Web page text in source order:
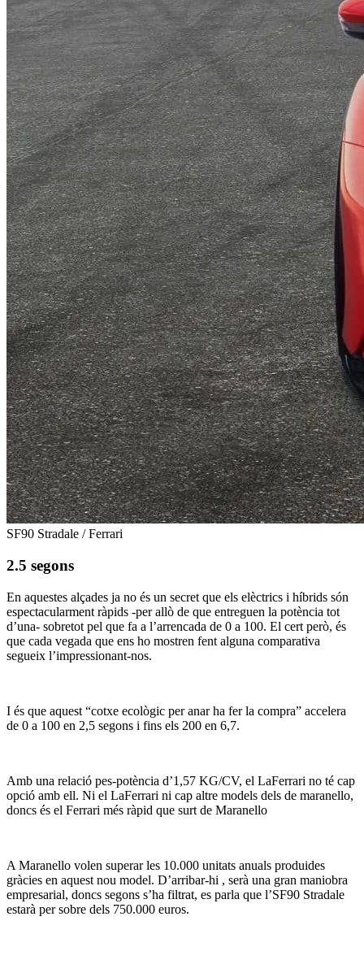
SF90 Stradale / Ferrari
2.5 segons
En aquestes alçades ja no és un secret que els elèctrics i híbrids són
espectacularment ràpids -per allò de que entreguen la potència tot
d’una- sobretot pel que fa a l’arrencada de 0 a 100. El cert però, és
que cada vegada que ens ho mostren fent alguna comparativa
segueix l’impressionant-nos.
I és que aquest “cotxe ecològic per anar ha fer la compra” accelera
de 0 a 100 en 2,5 segons i fins els 200 en 6,7.
Amb una relació pes-potència d’1,57 KG/CV, el LaFerrari no té cap
opció amb ell. Ni el LaFerrari ni cap altre models dels de maranello,
doncs és el Ferrari més ràpid que surt de Maranello
A Maranello volen superar les 10.000 unitats anuals produides
gràcies en aquest nou model. D’arribar-hi , serà una gran maniobra
empresarial, doncs segons s’ha filtrat, es parla que l’SF90 Stradale
estarà per sobre dels 750.000 euros.